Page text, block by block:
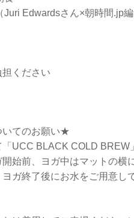
Edwardsさん×朝時間.jp編
ください
いてのお願い★
UCC BLACK COLD BREW
始前、ヨガ中はマットの横
ガ終了後にお水をご用意し